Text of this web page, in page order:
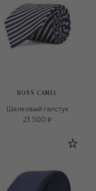
BOSS CAMEL
Шелковый галстук
23 500 ₽